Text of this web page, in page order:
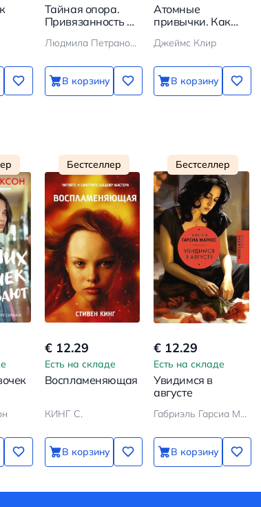
Тайная опора.
Привязанность в
Людмила Петрановская
В корзину
Атомные
привычки. Как
хорошие
Джеймс Клир
В корзину
Бестселлер
€ 12.29
Есть на складе
Воспламеняющая
КИНГ С.
В корзину
Бестселлер
€ 12.29
Есть на складе
Увидимся в
августе
Габриэль Гарсиа Маркес
В корзину